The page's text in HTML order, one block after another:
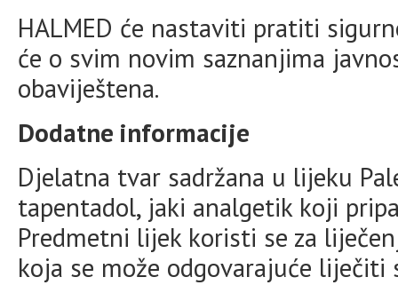
HALMED će nastaviti pratiti
će o svim novim saznanjima
obaviještena.
Dodatne informacije
Djelatna tvar sadržana u lijeku
tapentadol, jaki analgetik koji
Predmetni lijek koristi se za
koja se može odgovarajuće